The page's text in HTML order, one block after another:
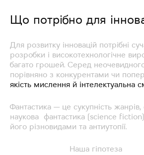
Що потрібно для
Для розвитку інновацій потрібні
розробки і високотехнологічне
багато грошей. Серед
порівняно з конкурентами чи
якість мислення й інтелектуальна
Фантастика — це сукупність
наукова фантастика (science
його різновидами та антиутопії.
Наша гіпотеза